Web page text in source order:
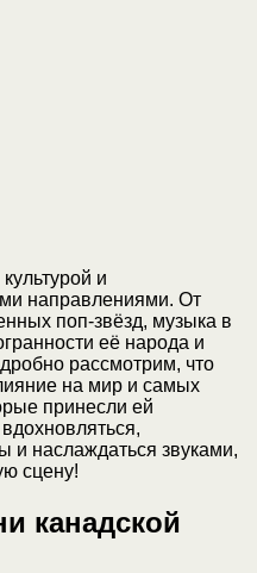
и
направлениями. От
поп-звёзд, музыка в
её народа и
рассмотрим, что
на мир и самых
принесли ей
и наслаждаться звуками,
сцену!
канадской